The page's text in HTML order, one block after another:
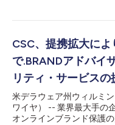
従来型のサイバー脅威に
果を発表しました。CSC
ると、回答者の73%は、
クというよりも機会をも
らのセキュリティ責任者
ズム（DGA）を含む攻撃
回答者の86%がDGAを脅
ーセキュリティ環境に対
CSCは2026年第1四半期
CSC、提携拡大に
で.BRANDアドバイ
リティ・サービス
米デラウェア州ウィルミ
ワイヤ） -- 業界最大手の
オンラインブランド保護